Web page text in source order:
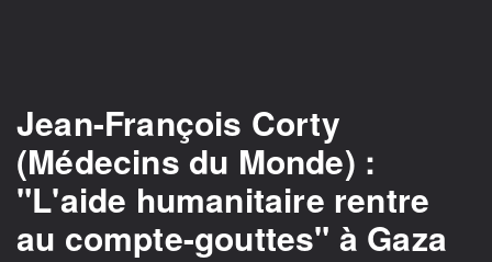
Jean-François Corty
(Médecins du Monde) :
"L'aide humanitaire rentre
au compte-gouttes" à Gaza